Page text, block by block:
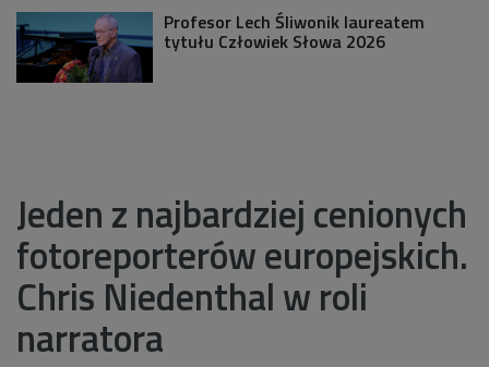
Profesor Lech Śliwonik laureatem
tytułu Człowiek Słowa 2026
Jeden z najbardziej cenionych
fotoreporterów europejskich.
Chris Niedenthal w roli
narratora